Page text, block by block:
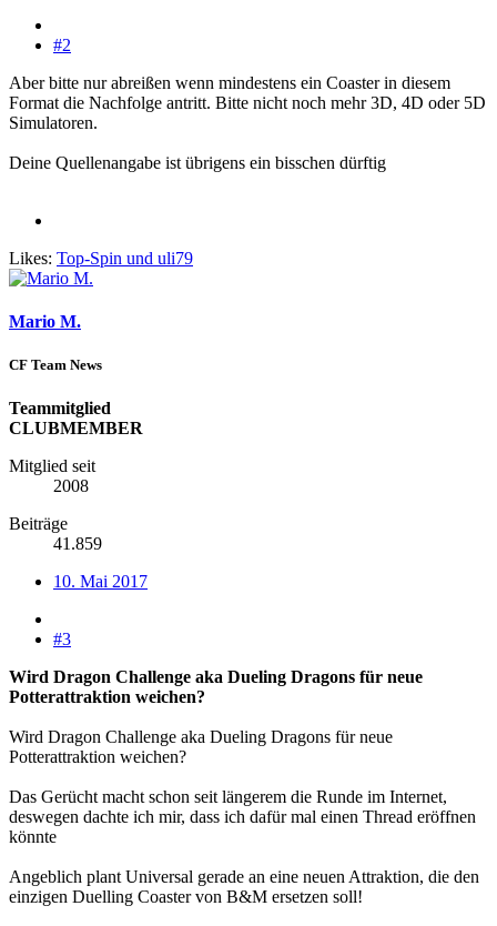
#2
Aber bitte nur abreißen wenn mindestens ein Coaster in diesem
Format die Nachfolge antritt. Bitte nicht noch mehr 3D, 4D oder 5D
Simulatoren.
Deine Quellenangabe ist übrigens ein bisschen dürftig
Likes: Top-Spin und uli79
Mario M.
CF Team News
Teammitglied
CLUBMEMBER
Mitglied seit
2008
Beiträge
41.859
10. Mai 2017
#3
Wird Dragon Challenge aka Dueling Dragons für neue
Potterattraktion weichen?
Wird Dragon Challenge aka Dueling Dragons für neue
Potterattraktion weichen?
Das Gerücht macht schon seit längerem die Runde im Internet,
deswegen dachte ich mir, dass ich dafür mal einen Thread eröffnen
könnte
Angeblich plant Universal gerade an eine neuen Attraktion, die den
einzigen Duelling Coaster von B&M ersetzen soll!